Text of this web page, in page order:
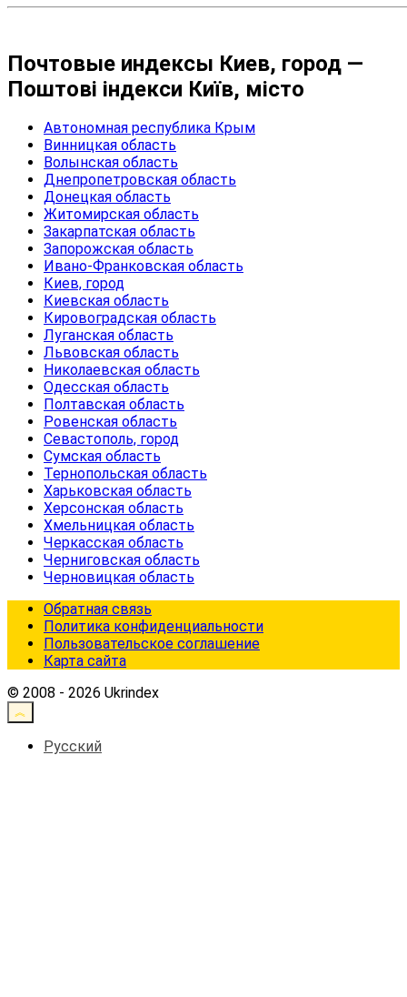
Почтовые индексы Киев, город —
Поштові індекси Київ, місто
Автономная республика Крым
Винницкая область
Волынская область
Днепропетровская область
Донецкая область
Житомирская область
Закарпатская область
Запорожская область
Ивано-Франковская область
Киев, город
Киевская область
Кировоградская область
Луганская область
Львовская область
Николаевская область
Одесская область
Полтавская область
Ровенская область
Севастополь, город
Сумская область
Тернопольская область
Харьковская область
Херсонская область
Хмельницкая область
Черкасская область
Черниговская область
Черновицкая область
Обратная связь
Политика конфиденциальности
Пользовательское соглашение
Карта сайта
© 2008 - 2026 Ukrindex
Русский